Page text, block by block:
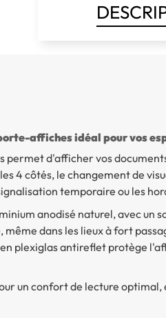
affiches idéal pour vos
permet d'afficher vos
4 côtés, le changement de
temporaire ou les
anodisé naturel, avec un
dans les lieux à fort
plexiglas antireflet protège
un confort de lecture